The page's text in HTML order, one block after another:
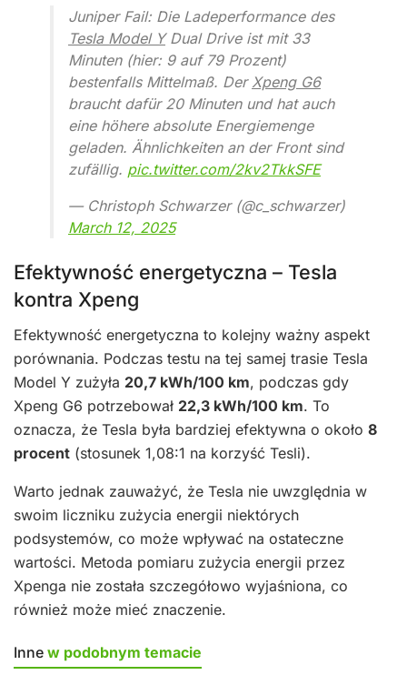
Juniper Fail: Die Ladeperformance des
Tesla Model YDual Drive ist mit 33
Minuten (hier: 9 auf 79 Prozent)
bestenfalls Mittelmaß. Der Xpeng G6
braucht dafür 20 Minuten und hat auch
eine höhere absolute Energiemenge
geladen. Ähnlichkeiten an der Front sind
zufällig. pic.twitter.com/2kv2TkkSFE
— Christoph Schwarzer (@c_schwarzer)
March 12, 2025
Efektywność energetyczna – Tesla
kontra Xpeng
Efektywność energetyczna to kolejny ważny aspekt
porównania. Podczas testu na tej samej trasie Tesla
Model Y zużyła 20,7 kWh/100 km, podczas gdy
Xpeng G6 potrzebował 22,3 kWh/100 km. To
oznacza, że Tesla była bardziej efektywna o około 8
procent (stosunek 1,08:1 na korzyść Tesli).
Warto jednak zauważyć, że Tesla nie uwzględnia w
swoim liczniku zużycia energii niektórych
podsystemów, co może wpływać na ostateczne
wartości. Metoda pomiaru zużycia energii przez
Xpenga nie została szczegółowo wyjaśniona, co
również może mieć znaczenie.
Inne w podobnym temacie